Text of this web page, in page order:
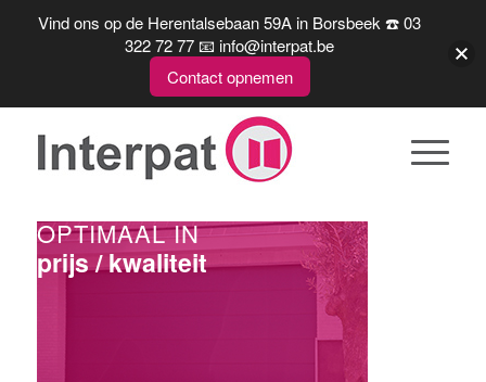
OPTIMAAL IN
prijs / kwaliteit
Vind ons op de Herentalsebaan 59A in Borsbeek ☎️ 03
322 72 77 📧 info@interpat.be
Contact opnemen